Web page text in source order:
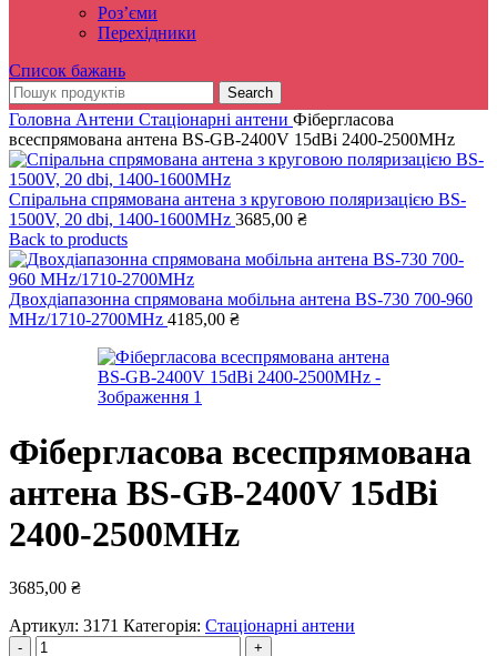
Роз’єми
Перехідники
Список бажань
Search
Головна Антени Стаціонарні антени Фібергласова
всеспрямована антена BS-GB-2400V 15dBi 2400-2500MHz
Спіральна спрямована антена з круговою поляризацією BS-
1500V, 20 dbi, 1400-1600MHz 3685,00 ₴
Back to products
Двохдіапазонна спрямована мобільна антена BS-730 700-960
MHz/1710-2700MHz 4185,00 ₴
Фібергласова всеспрямована
антена BS-GB-2400V 15dBi
2400-2500MHz
3685,00 ₴
Артикул: 3171 Категорія: Стаціонарні антени
Фібергласова